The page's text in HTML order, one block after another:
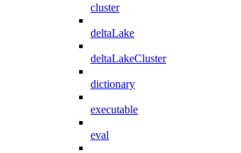
cluster
deltaLake
deltaLakeCluster
dictionary
executable
eval